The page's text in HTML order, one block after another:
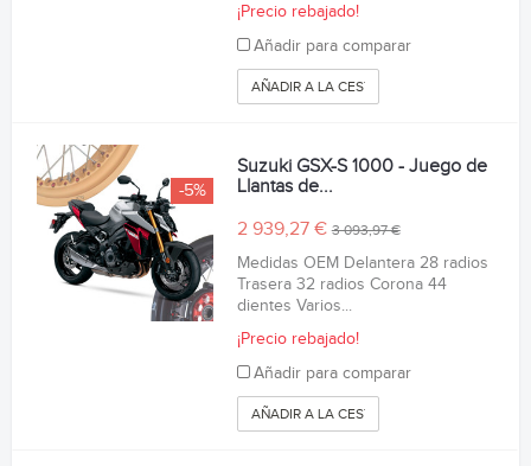
¡Precio rebajado!
Añadir para comparar
AÑADIR A LA CESTA
-5%
Suzuki GSX-S 1000 - Juego de
Llantas de...
2 939,27 €3 093,97 €
Medidas OEM Delantera 28 radios
Trasera 32 radios Corona 44
dientes Varios...
¡Precio rebajado!
Añadir para comparar
AÑADIR A LA CESTA